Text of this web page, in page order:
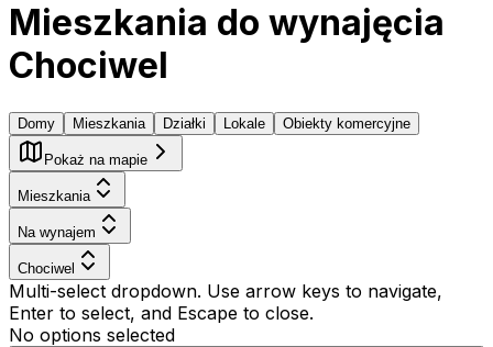
Mieszkania do wynajęcia
Chociwel
Domy Mieszkania Działki Lokale Obiekty komercyjne
Pokaż na mapie
Mieszkania
Na wynajem
Chociwel
Multi-select dropdown. Use arrow keys to navigate,
Enter to select, and Escape to close.
No options selected